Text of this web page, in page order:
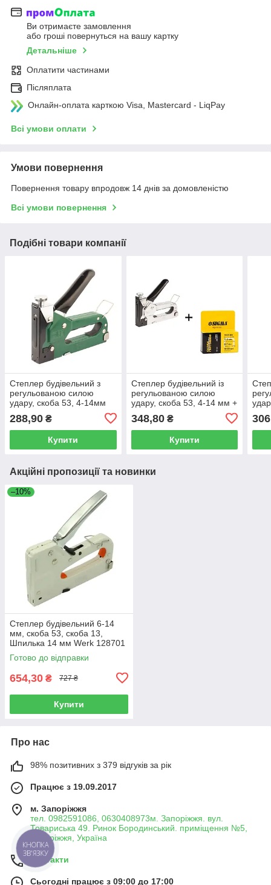
Ви отримаєте замовлення
або гроші повернуться на вашу картку
Детальніше
Оплатити частинами
Післяплата
Онлайн-оплата карткою Visa, Mastercard - LiqPay
Всі умови оплати
Умови повернення
Повернення товару впродовж 14 днів за домовленістю
Всі умови повернення
Подібні товари компанії
Степлер будівельний з
регульованою силою
удару, скоба 53, 4-14мм
288,90 ₴
Купити
Степлер будівельний із
регульованою силою
удару, скоба 53, 4-14 мм +
скоби 10 мм Grad 2821125
348,80₴
Купити
306
Акційні пропозиції та новинки
–10%
Степлер будівельний 6-14
мм, скоба 53, скоба 13,
Шпилька 14 мм Werk 128701
(62016)
Готово до відправки
654,30 ₴ 727 ₴
Купити
Про нас
98% позитивних з 379 відгуків за рік
Працює з 19.09.2017
м. Запоріжжя
тел. 0982591086, 0630408973м. Запоріжжя. вул.
Товариська 49. Ринок Бородинський. приміщення №5,
Запоріжжя, Україна
Контакти
Сьогодні працює з 09:00 до 17:00
КНОПКА
ЗВ'ЯЗКУ